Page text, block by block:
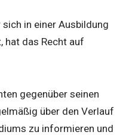
in einer Ausbildung
hat das Recht auf
gegenüber seinen
über den Verlauf
zu informieren und